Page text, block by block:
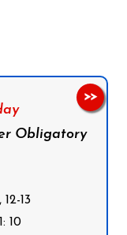
Obligatory
12-13
10
>>